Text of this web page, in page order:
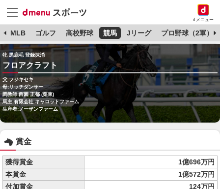
dメニュー
MLB ゴルフ 高校野球 競馬 Jリーグ プロ野球（2軍）
牝 黒鹿毛 登録抹消
フロアクラフト
父:フジキセキ
母:リッチダンサー
調教師:西園 正都 (栗東)
馬主:有限会社 キャロットファーム
生産者:ノーザンファーム
賞金
獲得賞金
1億696万円
本賞金
1億572万円
付加賞金
124万円